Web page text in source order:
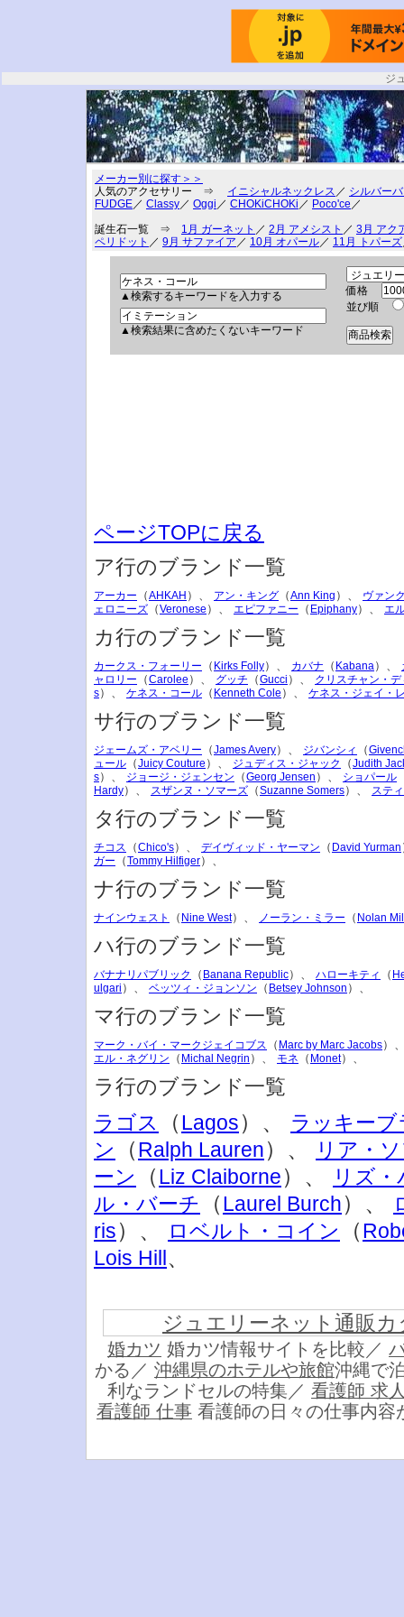
ジ
メーカー別に探す＞＞
人気のアクセサリー ⇒ イニシャルネックレス ／ シルバー
FUDGE／ Classy／ Oggi ／ CHOKiCHOKi ／ Poco'ce ／
誕生石一覧 ⇒ 1月 ガーネット ／ 2月 アメシスト ／ 3月 アク
ペリドット ／ 9月 サファイア ／ 10月 オパール／ 11月 トパーズ
▲検索するキーワードを入力する
▲検索結果に含めたくないキーワード
価格
並び順
ページTOPに戻る
ア行のブランド一覧
アーカー （AHKAH ）、 アン・キング （Ann King ）、
ヴァン
ェロニーズ （Veronese ）、 エピファニー （ Epiphany）、 エ
カ行のブランド一覧
カークス・フォーリー （ Kirks Folly）、 カバナ （ Kabana）、
ャロリー
（Carolee ）、 グッチ （Gucci ）、
クリスチャン・
s）、 ケネス・コール （ Kenneth Cole ）、 ケネス・ジェイ・
サ行のブランド一覧
ジェームズ・アベリー （James Avery）、 ジバンシィ （
ュール （Juicy Couture ）、 ジュディス・ジャック （Judith
s）、 ジョージ・ジェンセン （Georg Jensen ）、 ショパール
Hardy）、 スザンヌ・ソマーズ （Suzanne Somers）、 ステ
タ行のブランド一覧
チコス （Chico's）、 デイヴィッド・ヤーマン （ David Yurman
ガー （Tommy Hilfiger）、
ナ行のブランド一覧
ナインウェスト （ Nine West）、 ノーラン・ミラー （ Nolan
ハ行のブランド一覧
バナナリパブリック （ Banana Republic）、 ハローキティ （
ulgari ）、 ベッツィ・ジョンソン （ Betsey Johnson ）、
マ行のブランド一覧
マーク・バイ・マークジェイコブス （ Marc by Marc Jacobs）
エル・ネグリン （ Michal Negrin ）、 モネ （ Monet）、
ラ行のブランド一覧
ラゴス
（Lagos）、
ラッキー
ン
（Ralph Lauren）、
リア・
ーン
（Liz Claiborne）、
リズ
ル・バーチ
（Laurel Burch）、
ris）、 ロベルト・コイン （
Lois Hill、
ジュエリーネット通販
婚カツ 婚カツ情報サイトを比較／
かる／ 沖縄県のホテルや旅館沖縄で
利なランドセルの特集／ 看護師 求
看護師 仕事 看護師の日々の仕事内